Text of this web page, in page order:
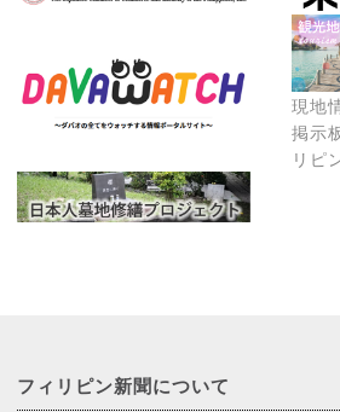
現地
掲示
リピ
フィリピン新聞について